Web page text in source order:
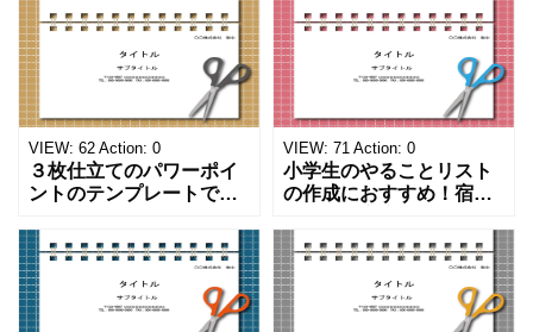
VIEW: 62 Action: 0
３枚仕立てのパワーポイ
ントのテンプレートで
ペンのワンポイントイラ
ストが描かれています。
ご案内やお知らせなど簡
単な資料を時短で作成で
VIEW: 71 Action: 0
小学生のやることリスト
の作成におすすめ！宿題
事をまとめたい時のフォ
ーマットにおすすめしま
す。 ノートタイプのフォ
ーマットで文字入れをし